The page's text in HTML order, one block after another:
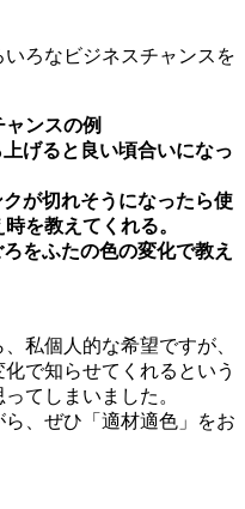
ろなビジネスチャンスを
ンスの例
げると良い頃合いになっ
が切れそうになったら使
を教えてくれる。
をふたの色の変化で教え
私個人的な希望ですが、
で知らせてくれるという
てしまいました。
、ぜひ「適材適色」をお